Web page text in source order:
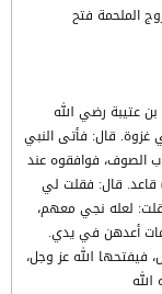
الملحمة فتح
عتيبة رضي الله
غزوة. قال: فأتى النبي
الصوف، فوافقوه عند
قاعد. قال: فقلت لي
لعله نجي معهم،
أعدهن في يدي.
فيفتحها الله عز وجل،